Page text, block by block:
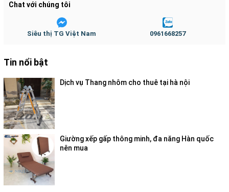
Chat với chúng tôi
Siêu thị TG Việt Nam 0961668257
Tin nổi bật
Dịch vụ Thang nhôm cho thuê tại hà nội
Giường xếp gấp thông minh, đa năng Hàn quốc
nên mua